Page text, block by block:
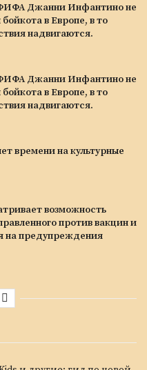
Джанни Инфантино не
в Европе, в то
надвигаются.
Джанни Инфантино не
в Европе, в то
надвигаются.
времени на культурные
возможность
против вакцин и
на предупреждения